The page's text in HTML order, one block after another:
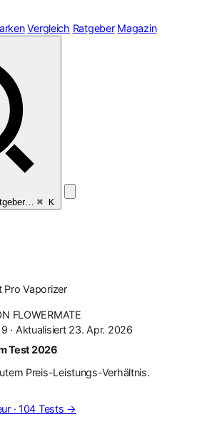
Vergleich Ratgeber Magazin
⌘ K
Pro Vaporizer
FLOWERMATE
· Aktualisiert 23. Apr. 2026
Test 2026
Preis-Leistungs-Verhältnis.
· 104 Tests →